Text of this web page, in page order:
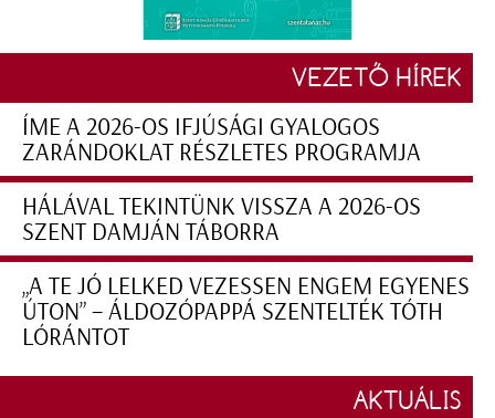
VEZETŐ HÍREK
ÍME A 2026-OS IFJÚSÁGI GYALOGOS
ZARÁNDOKLAT RÉSZLETES PROGRAMJA
HÁLÁVAL TEKINTÜNK VISSZA A 2026-OS
SZENT DAMJÁN TÁBORRA
„A TE JÓ LELKED VEZESSEN ENGEM EGYENES
ÚTON” – ÁLDOZÓPAPPÁ SZENTELTÉK TÓTH
LÓRÁNTOT
AKTUÁLIS